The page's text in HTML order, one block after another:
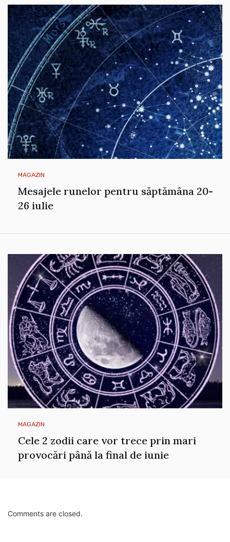
MAGAZIN
Mesajele runelor pentru săptămâna 20-
26 iulie
MAGAZIN
Cele 2 zodii care vor trece prin mari
provocări până la final de iunie
Comments are closed.